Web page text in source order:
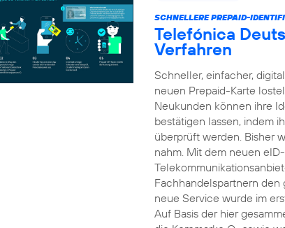
SCHNELLERE PREPAID-
Telefónica
Verfahren
Schneller, einfacher,
neuen Prepaid-Karte
Neukunden können ihre
bestätigen lassen, indem
überprüft werden. Bisher
nahm. Mit dem neuen
Fachhandelspartnern
neue Service wurde im
Auf Basis der hier